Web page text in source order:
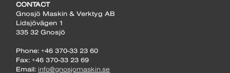
CONTACT
Gnosjö Maskin & Verktyg AB
Lidsjövägen 1
335 32 Gnosjö
Phone: +46 370-33 23 60
Fax: +46 370-33 23 69
Email: info@gnosjomaskin.se